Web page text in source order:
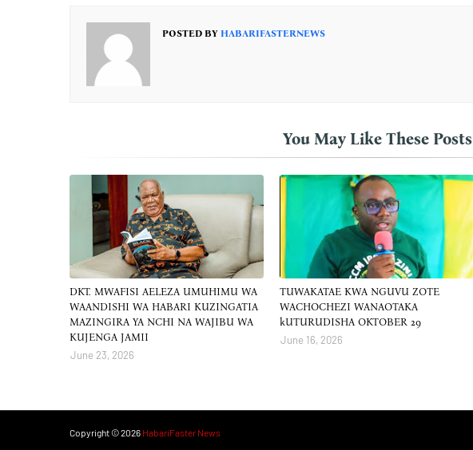
POSTED BY HABARIFASTERNEWS
You May Like These Posts
DKT. MWAFISI AELEZA UMUHIMU WA
WAANDISHI WA HABARI KUZINGATIA
MAZINGIRA YA NCHI NA WAJIBU WA
KUJENGA JAMII
June 23, 2026
TUWAKATAE KWA NGUVU ZOTE
WACHOCHEZI WANAOTAKA
kUTURUDISHA OKTOBER 29
June 16, 2026
Copyright ©2026 HabariFaster News